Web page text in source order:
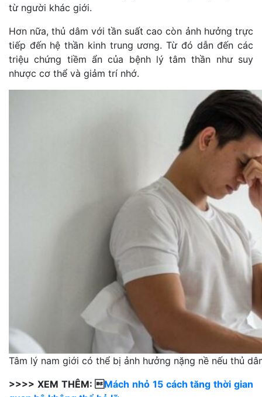
từ người khác giới.
Hơn nữa, thủ dâm với tần suất cao còn ảnh hưởng trực
tiếp đến hệ thần kinh trung ương. Từ đó dẫn đến các
triệu chứng tiềm ẩn của bệnh lý tâm thần như suy
nhược cơ thể và giảm trí nhớ.
Tâm lý nam giới có thể bị ảnh hưởng nặng nề nếu thủ
>>>> XEM THÊM: Mách nhỏ 15 cách tăng thời gian